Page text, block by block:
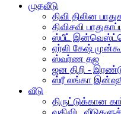
முதலீடு
திவி திலின
திவிசவி
ஸ்பீட்
ஏர்லி கேஷ்
ஸ்வர்ண தஜ
ஜன திறி -
ஸ்ரீ லங்கா
வீடு
திருட்டுக்கான
வதிவிட